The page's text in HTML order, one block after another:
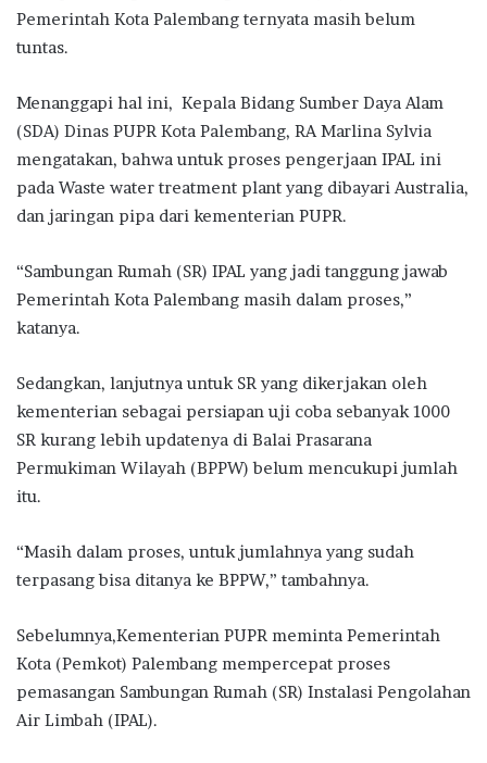
Pemerintah Kota Palembang ternyata masih belum
tuntas.
Menanggapi hal ini, Kepala Bidang Sumber Daya Alam
(SDA) Dinas PUPR Kota Palembang, RA Marlina Sylvia
mengatakan, bahwa untuk proses pengerjaan IPAL ini
pada Waste water treatment plant yang dibayari Australia,
dan jaringan pipa dari kementerian PUPR.
“Sambungan Rumah (SR) IPAL yang jadi tanggung jawab
Pemerintah Kota Palembang masih dalam proses,”
katanya.
Sedangkan, lanjutnya untuk SR yang dikerjakan oleh
kementerian sebagai persiapan uji coba sebanyak 1000
SR kurang lebih updatenya di Balai Prasarana
Permukiman Wilayah (BPPW) belum mencukupi jumlah
itu.
“Masih dalam proses, untuk jumlahnya yang sudah
terpasang bisa ditanya ke BPPW,” tambahnya.
Sebelumnya,Kementerian PUPR meminta Pemerintah
Kota (Pemkot) Palembang mempercepat proses
pemasangan Sambungan Rumah (SR) Instalasi Pengolahan
Air Limbah (IPAL).